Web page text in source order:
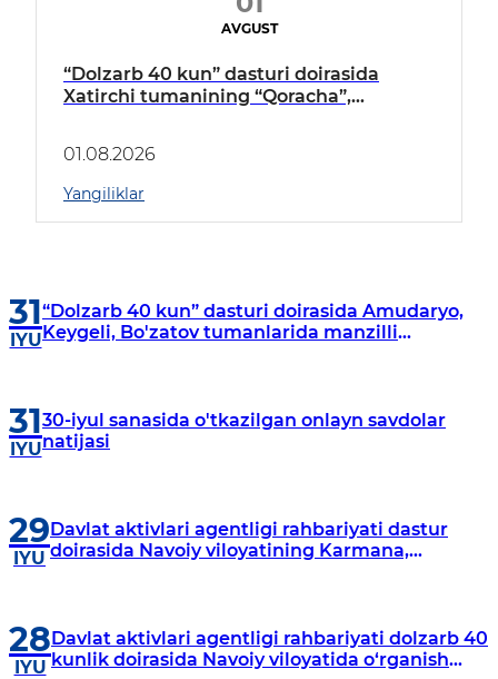
AVGUST
“Dolzarb 40 kun” dasturi doirasida
Xatirchi tumanining “Qoracha”,
borildi
01.08.2026
Yangiliklar
31
IYU
“Dolzarb 40 kun” dasturi doirasida Amudaryo,
Keygeli, Bo'zatov tumanlarida manzilli
31
IYU
30-iyul sanasida o'tkazilgan onlayn savdolar
natijasi
29
IYU
Davlat aktivlari agentligi rahbariyati dastur
doirasida Navoiy viloyatining Karmana,
28
IYU
Davlat aktivlari agentligi rahbariyati dolzarb 40
kunlik doirasida Navoiy viloyatida o‘rganish